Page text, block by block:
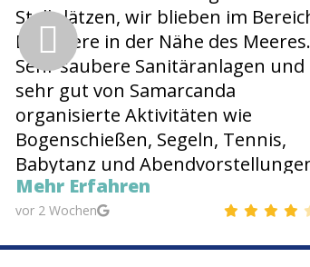
Stellplätzen, wir blieben im
Belvedere in der Nähe des Meeres.
Sehr saubere Sanitäranlagen und
sehr gut von Samarcanda
organisierte Aktivitäten wie
Bogenschießen, Segeln, Tennis,
Babytanz und
Wir haben vorsichtshalber
reserviert, aber angesichts der
Mehr Erfahren
vor 2 Wochen